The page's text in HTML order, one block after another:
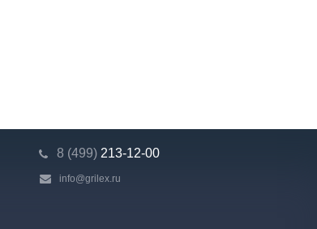
8 (499) 213-12-00
info@grilex.ru